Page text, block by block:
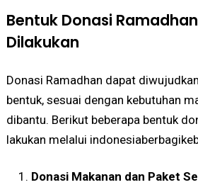
Bentuk Donasi
Dilakukan
Donasi Ramadhan dapat
bentuk, sesuai dengan kebutuhan
dibantu. Berikut beberapa bentuk
lakukan melalui
Donasi Makanan dan Paket